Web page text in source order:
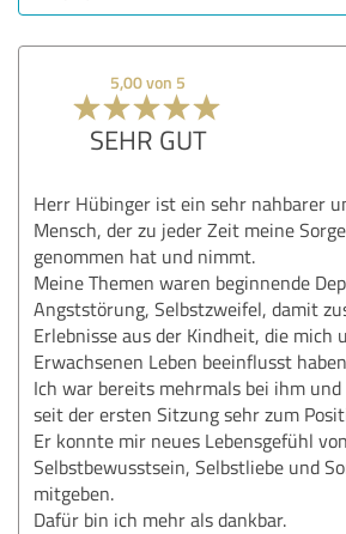
5,00 von 5
SEHR GUT
Herr Hübinger ist ein sehr nahbarer
Mensch, der zu jeder Zeit meine
genommen hat und nimmt.
Meine Themen waren beginnende
Angststörung, Selbstzweifel, damit
Erlebnisse aus der Kindheit, die mich
Erwachsenen Leben beeinflusst
Ich war bereits mehrmals bei ihm
seit der ersten Sitzung sehr zum
Er konnte mir neues Lebensgefühl
Selbstbewusstsein, Selbstliebe und
mitgeben.
Dafür bin ich mehr als dankbar.